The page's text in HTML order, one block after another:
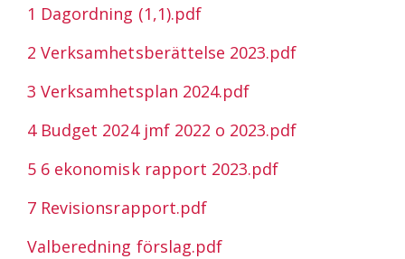
1 Dagordning (1,1).pdf
2 Verksamhetsberättelse 2023.pdf
3 Verksamhetsplan 2024.pdf
4 Budget 2024 jmf 2022 o 2023.pdf
5 6 ekonomisk rapport 2023.pdf
7 Revisionsrapport.pdf
Valberedning förslag.pdf